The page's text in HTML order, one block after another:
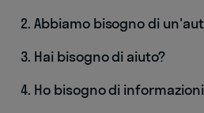
Abbiamo bisogno di
Hai bisogno di aiuto?
Ho bisogno di